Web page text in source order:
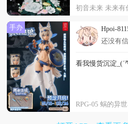
初音未来 未来有
手办 Hpoi-
还没有
看我慢货沉淀
RPG-05 蜗的异